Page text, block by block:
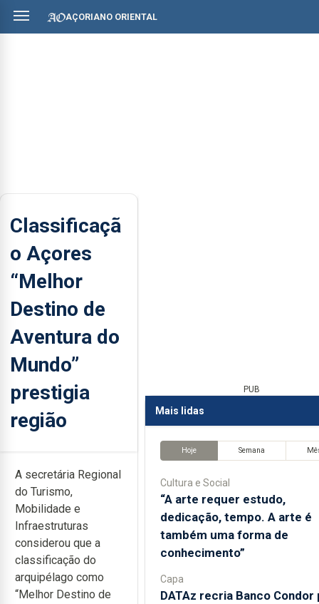
AÇORIANO ORIENTAL
Classificaçã
o Açores
“Melhor
Destino de
Aventura do
Mundo”
prestigia
região
A secretária Regional
do Turismo,
Mobilidade e
Infraestruturas
considerou que a
classificação do
arquipélago como
“Melhor Destino de
PUB
Mais lidas
Hoje Semana
Cultura e Social
“A arte requer estudo,
dedicação, tempo. A arte é
também uma forma de
conhecimento”
Capa
DATAz recria Banco Condor